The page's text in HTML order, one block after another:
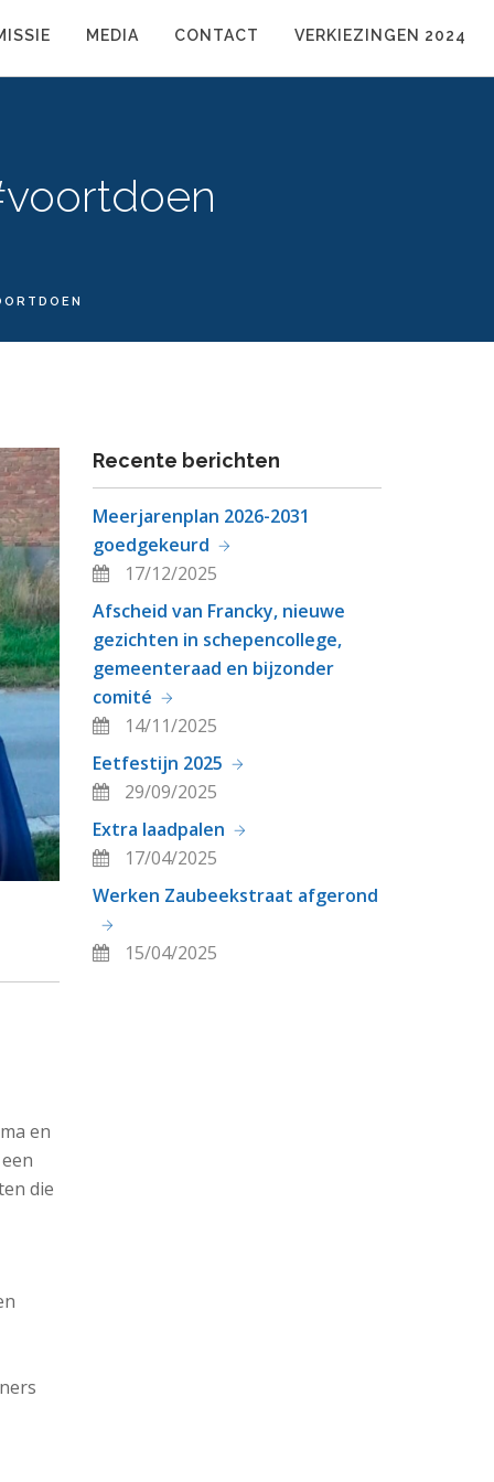
MEDIA CONTACT VERKIEZINGEN 2024
en
die
Recente berichten
Meerjarenplan 2026-2031
goedgekeurd
17/12/2025
Afscheid van Francky, nieuwe
gezichten in schepencollege,
gemeenteraad en bijzonder
comité
14/11/2025
Eetfestijn 2025
29/09/2025
Extra laadpalen
17/04/2025
Werken Zaubeekstraat afgerond
15/04/2025